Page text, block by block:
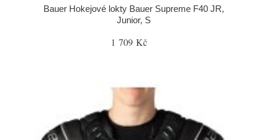
Bauer Hokejové lokty Bauer Supreme F40 JR,
Junior, S
1 709 Kč